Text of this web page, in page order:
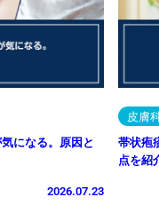
になる。原因と
2026.07.23
皮膚
帯状疱
点を紹